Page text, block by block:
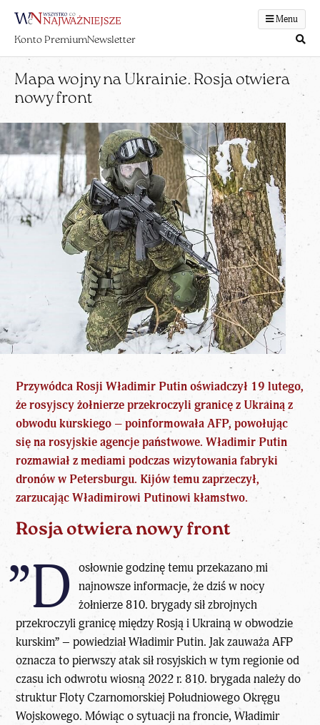
Menu
Konto PremiumNewsletter
Mapa wojny na Ukrainie. Rosja otwiera
nowy front
Przywódca Rosji Władimir Putin oświadczył 19 lutego,
że rosyjscy żołnierze przekroczyli granicę z Ukrainą z
obwodu kurskiego – poinformowała AFP, powołując
się na rosyjskie agencje państwowe. Władimir Putin
rozmawiał z mediami podczas wizytowania fabryki
dronów w Petersburgu. Kijów temu zaprzeczył,
zarzucając Władimirowi Putinowi kłamstwo.
Rosja otwiera nowy front
”D
osłownie godzinę temu przekazano mi
najnowsze informacje, że dziś w nocy
żołnierze 810. brygady sił zbrojnych
przekroczyli granicę między Rosją i Ukrainą w obwodzie
kurskim” – powiedział Władimir Putin. Jak zauważa AFP
oznacza to pierwszy atak sił rosyjskich w tym regionie od
czasu ich odwrotu wiosną 2022 r. 810. brygada należy do
struktur Floty Czarnomorskiej Południowego Okręgu
Wojskowego. Mówiąc o sytuacji na froncie, Władimir